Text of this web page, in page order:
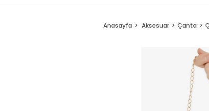
Anasayfa Aksesuar Çanta